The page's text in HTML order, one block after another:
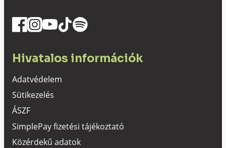
Hivatalos információk
Adatvédelem
Sütikezelés
ÁSZF
SimplePay fizetési tájékoztató
Közérdekű adatok